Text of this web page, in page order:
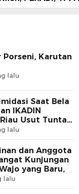
Kompak
Porseni, Karutan
lalu
Saat Bela
IKADIN
Usut Tuntas
lalu
dan Anggota
Kunjungan
yang Baru,
lalu